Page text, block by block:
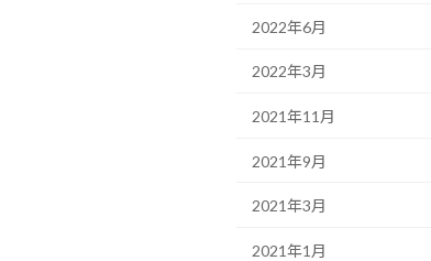
2022年6月
2022年3月
2021年11月
2021年9月
2021年3月
2021年1月